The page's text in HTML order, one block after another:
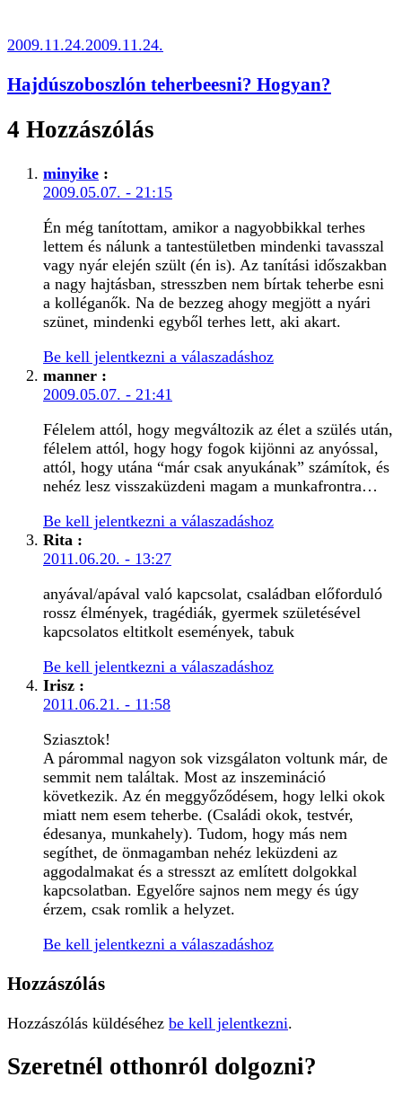
2009.11.24.2009.11.24.
Hajdúszoboszlón teherbeesni? Hogyan?
4 Hozzászólás
minyike :
2009.05.07. - 21:15
Én még tanítottam, amikor a nagyobbikkal terhes
lettem és nálunk a tantestületben mindenki tavasszal
vagy nyár elején szült (én is). Az tanítási időszakban
a nagy hajtásban, stresszben nem bírtak teherbe esni
a kolléganők. Na de bezzeg ahogy megjött a nyári
szünet, mindenki egyből terhes lett, aki akart.
Be kell jelentkezni a válaszadáshoz
manner :
2009.05.07. - 21:41
Félelem attól, hogy megváltozik az élet a szülés után,
félelem attól, hogy hogy fogok kijönni az anyóssal,
attól, hogy utána “már csak anyukának” számítok, és
nehéz lesz visszaküzdeni magam a munkafrontra…
Be kell jelentkezni a válaszadáshoz
Rita :
2011.06.20. - 13:27
anyával/apával való kapcsolat, családban előforduló
rossz élmények, tragédiák, gyermek születésével
kapcsolatos eltitkolt események, tabuk
Be kell jelentkezni a válaszadáshoz
Irisz :
2011.06.21. - 11:58
Sziasztok!
A párommal nagyon sok vizsgálaton voltunk már, de
semmit nem találtak. Most az inszemináció
következik. Az én meggyőződésem, hogy lelki okok
miatt nem esem teherbe. (Családi okok, testvér,
édesanya, munkahely). Tudom, hogy más nem
segíthet, de önmagamban nehéz leküzdeni az
aggodalmakat és a stresszt az említett dolgokkal
kapcsolatban. Egyelőre sajnos nem megy és úgy
érzem, csak romlik a helyzet.
Be kell jelentkezni a válaszadáshoz
Hozzászólás
Hozzászólás küldéséhez be kell jelentkezni.
Szeretnél otthonról dolgozni?